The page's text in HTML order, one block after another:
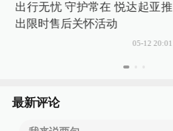
出行无忧 守护常在 悦达起亚推
出限时售后关怀活动
05-12 20:01
最新评论